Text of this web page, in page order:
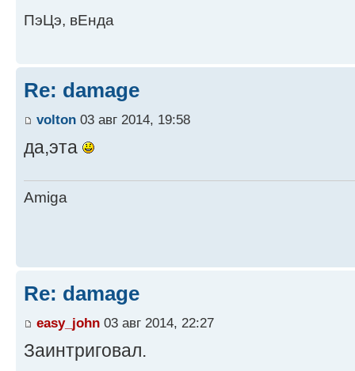
ПэЦэ, вЕнда
Re: damage
volton 03 авг 2014, 19:58
да,эта
Amiga
Re: damage
easy_john 03 авг 2014, 22:27
Заинтриговал.